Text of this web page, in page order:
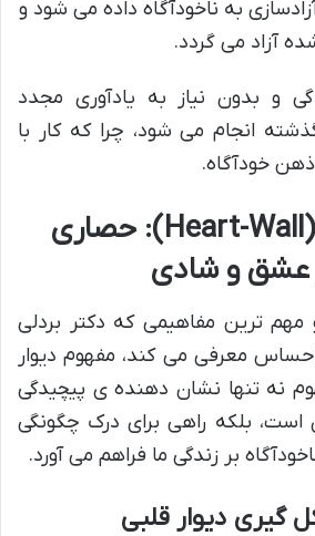
به ناخودآگاه داده می شود و
آزاد می گردد.
و بدون نیاز به یادآوری مجدد
انجام می شود، چرا که کار با
خودآگاه.
۴. دیوار قلبی (Heart-Wall): حصاری
عشق و شادی
مهم ترین مفاهیمی که دکتر بردلی
معرفی می کند، مفهوم دیوار
نه تنها نشان دهنده ی پیچیدگی
بلکه راهی برای درک چگونگی
بر زندگی ما فراهم می آورد.